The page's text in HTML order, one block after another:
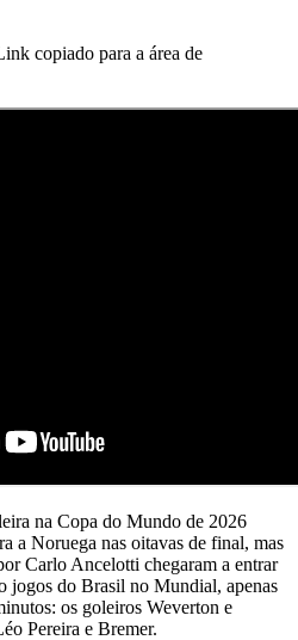
copiado para a área de
na Copa do Mundo de 2026
a Noruega nas oitavas de final, mas
Carlo Ancelotti chegaram a entrar
jogos do Brasil no Mundial, apenas
os goleiros Weverton e
Pereira e Bremer.